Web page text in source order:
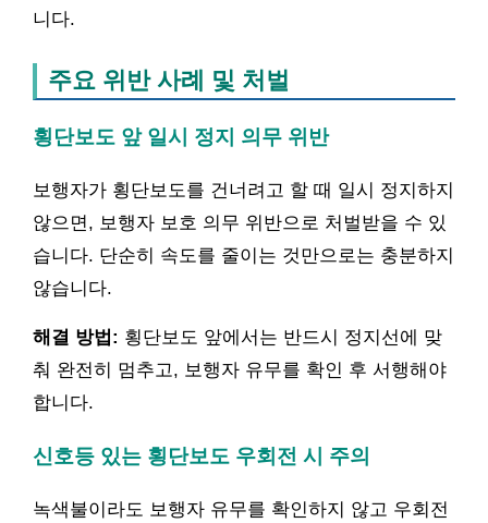
니다.
주요 위반 사례 및 처벌
횡단보도 앞 일시 정지 의무 위반
보행자가 횡단보도를 건너려고 할 때 일시 정지하지
않으면, 보행자 보호 의무 위반으로 처벌받을 수 있
습니다. 단순히 속도를 줄이는 것만으로는 충분하지
않습니다.
해결 방법: 횡단보도 앞에서는 반드시 정지선에 맞
춰 완전히 멈추고, 보행자 유무를 확인 후 서행해야
합니다.
신호등 있는 횡단보도 우회전 시 주의
녹색불이라도 보행자 유무를 확인하지 않고 우회전